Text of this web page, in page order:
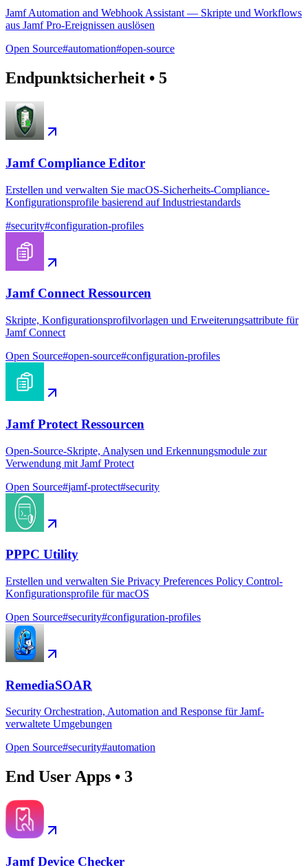
Jamf Automation and Webhook Assistant — Skripte und Workflows
aus Jamf Pro-Ereignissen auslösen
Open Source#automation#open-source
Endpunktsicherheit • 5
Jamf Compliance Editor
Erstellen und verwalten Sie macOS-Sicherheits-Compliance-
Konfigurationsprofile basierend auf Industriestandards
#security#configuration-profiles
Jamf Connect Ressourcen
Skripte, Konfigurationsprofilvorlagen und Erweiterungsattribute für
Jamf Connect
Open Source#open-source#configuration-profiles
Jamf Protect Ressourcen
Open-Source-Skripte, Analysen und Erkennungsmodule zur
Verwendung mit Jamf Protect
Open Source#jamf-protect#security
PPPC Utility
Erstellen und verwalten Sie Privacy Preferences Policy Control-
Konfigurationsprofile für macOS
Open Source#security#configuration-profiles
RemediaSOAR
Security Orchestration, Automation and Response für Jamf-
verwaltete Umgebungen
Open Source#security#automation
End User Apps • 3
Jamf Device Checker